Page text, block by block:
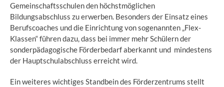
Gemeinschaftsschulen den höchstmöglichen
Bildungsabschluss zu erwerben. Besonders der Einsatz eines
Berufscoaches und die Einrichtung von sogenannten „Flex-
Klassen“ führen dazu, dass bei immer mehr Schülern der
sonderpädagogische Förderbedarf aberkannt und mindestens
der Hauptschulabschluss erreicht wird.
Ein weiteres wichtiges Standbein des Förderzentrums stellt